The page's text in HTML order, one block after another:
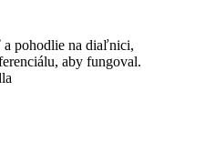
a pohodlie na diaľnici,
aby fungoval.